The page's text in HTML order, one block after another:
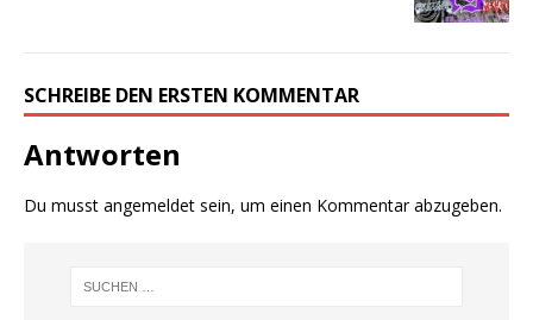
SCHREIBE DEN ERSTEN KOMMENTAR
Antworten
Du musst angemeldet sein, um einen Kommentar abzugeben.